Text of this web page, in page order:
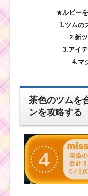
★ルビー
1.ツムの
2.新
3.アイ
4.マ
茶色のツムを
ンを攻略する